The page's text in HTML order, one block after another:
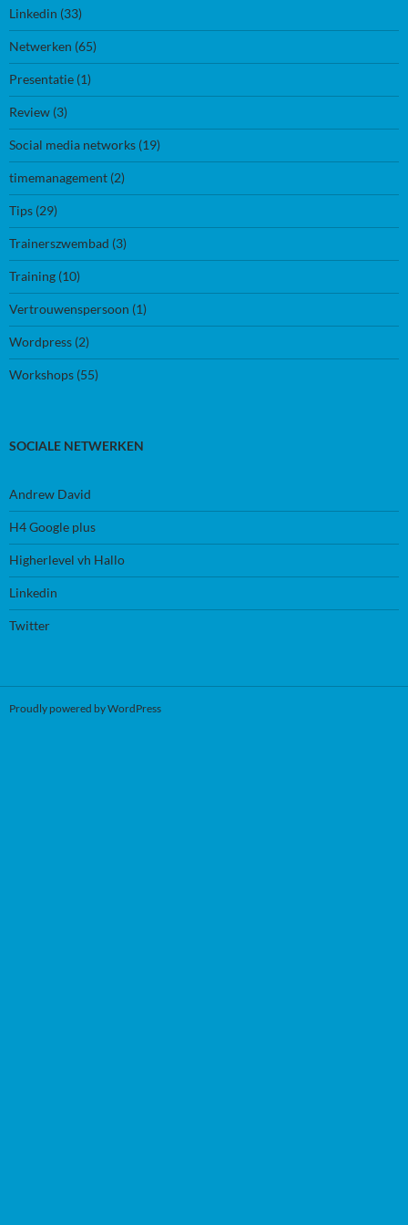
Linkedin (33)
Netwerken (65)
Presentatie (1)
Review (3)
Social media networks (19)
timemanagement (2)
Tips (29)
Trainerszwembad (3)
Training (10)
Vertrouwenspersoon (1)
Wordpress (2)
Workshops (55)
SOCIALE NETWERKEN
Andrew David
H4 Google plus
Higherlevel vh Hallo
Linkedin
Twitter
Proudly powered by WordPress